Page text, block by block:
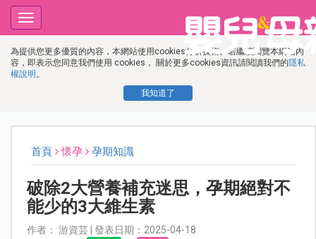
為提供您更多優質的內容，本網站使用cookies分析技術。若繼續閱覽本網站內
容，即表示您同意我們使用 cookies， 關於更多cookies資訊請閱讀我們的隱私
權說明 。
我知道了
Toggle
navigation
首頁 懷孕 孕期知識
破除2大營養補充迷思，孕期絕對不
能少的3大維生素
作者： 游資芸 | 發表日期：2025-04-18